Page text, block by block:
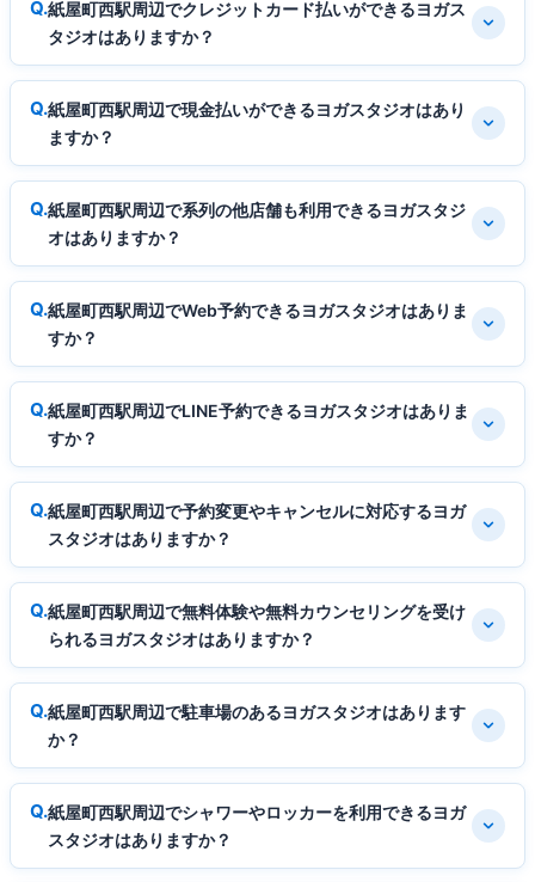
紙屋町西駅周辺でクレジットカード払いができるヨガス
タジオはありますか？
紙屋町西駅周辺で現金払いができるヨガスタジオはあり
ますか？
紙屋町西駅周辺で系列の他店舗も利用できるヨガスタジ
オはありますか？
紙屋町西駅周辺でWeb予約できるヨガスタジオはありま
すか？
紙屋町西駅周辺でLINE予約できるヨガスタジオはありま
すか？
紙屋町西駅周辺で予約変更やキャンセルに対応するヨガ
スタジオはありますか？
紙屋町西駅周辺で無料体験や無料カウンセリングを受け
られるヨガスタジオはありますか？
紙屋町西駅周辺で駐車場のあるヨガスタジオはあります
か？
紙屋町西駅周辺でシャワーやロッカーを利用できるヨガ
スタジオはありますか？